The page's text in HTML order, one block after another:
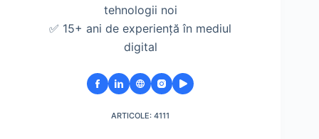
tehnologii noi
✅ 15+ ani de experiență în mediul
digital
ARTICOLE: 4111